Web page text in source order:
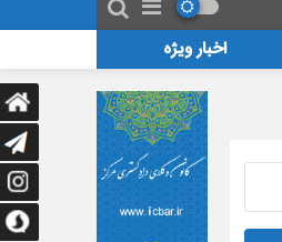
اخبار ویژه
قانون تسهیل محقق نشده است